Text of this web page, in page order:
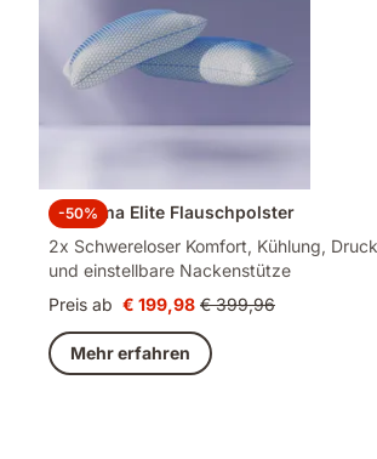
-50%
2x Emma Elite Flauschpolster
2x Schwereloser Komfort, Kühlung,
und einstellbare Nackenstütze
Preis ab
Preis
€ 199,98
€ 199,98 Ursprünglicher
Preis
€ 399,96
€ 399,96
Mehr erfahren